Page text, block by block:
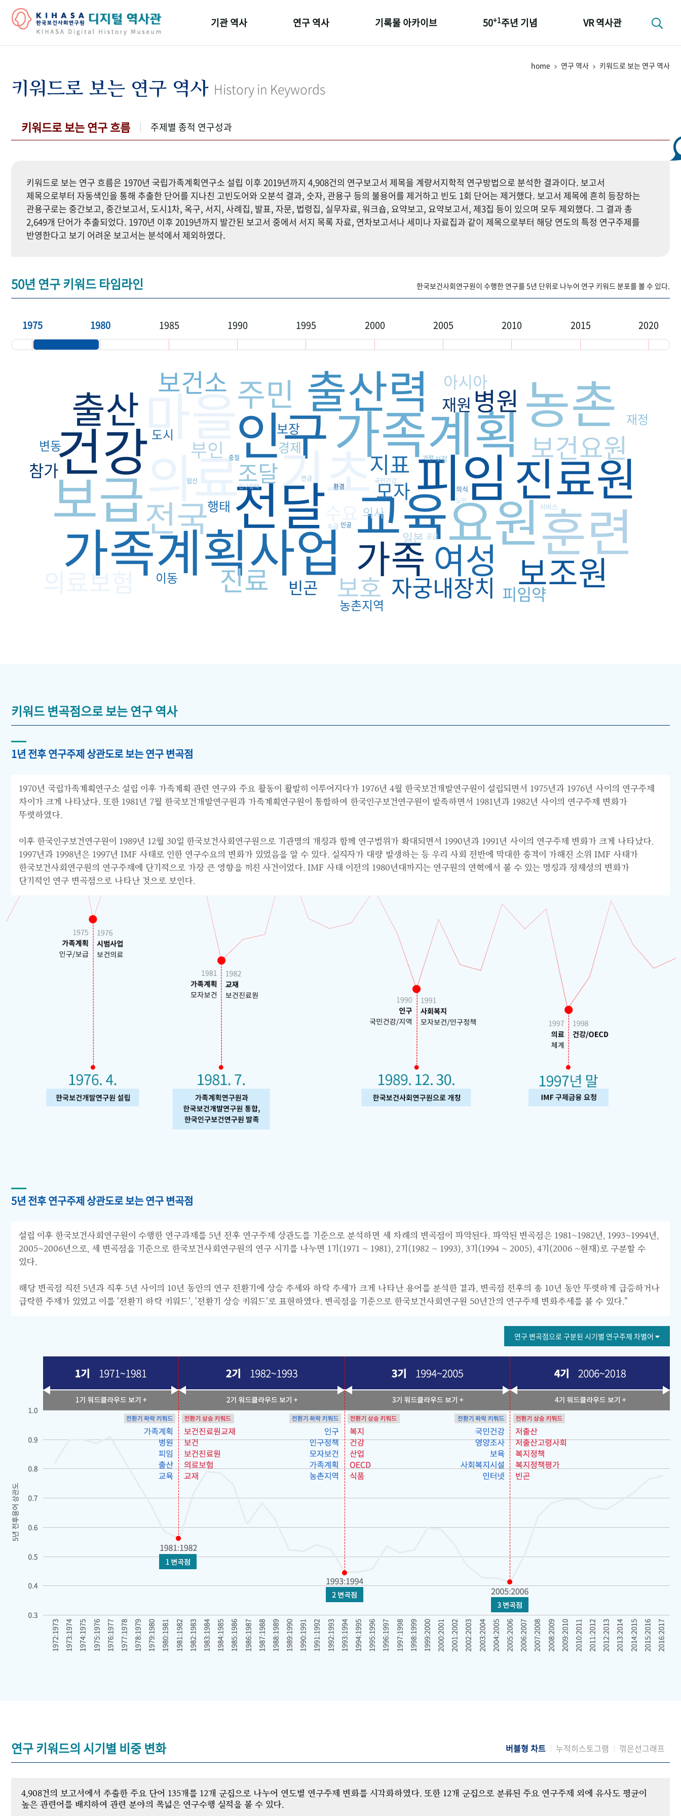
기관 역사
연구원 사람들
연구 역사
키워드로 보는 연구 역사
기록물 아카이브 50+1주년 기념 VR 역사관
home 연구 역사 키워드로 보는 연구 역사
키워드로 보는 연구 역사 History in Keywords
키워드로 보는 연구 흐름 주제별 종적 연구성과
키워드로 보는 연구 흐름은 1970년 국립가족계획연구소 설립 이후 2019년까지 4,908건의 연구보고서 제목을 계량서지학적 연구방법으로 분석한 결과이다. 보고서
제목으로부터 자동색인을 통해 추출한 단어를 지나친 고빈도어와 오분석 결과, 숫자, 관용구 등의 불용어를 제거하고 빈도 1회 단어는 제거했다. 보고서 제목에 흔히 등장하는
관용구로는 중간보고, 중간보고서, 도시1차, 옥구, 서지, 사례집, 발표, 자문, 법령집, 실무자료, 워크숍, 요약보고, 요약보고서, 제3집 등이 있으며 모두 제외했다. 그 결과 총
2,649개 단어가 추출되었다. 1970년 이후 2019년까지 발간된 보고서 중에서 서지 목록 자료, 연차보고서나 세미나 자료집과 같이 제목으로부터 해당 연도의 특정 연구주제를
반영한다고 보기 어려운 보고서는 분석에서 제외하였다.
50년 연구 키워드 타임라인 한국보건사회연구원이 수행한 연구를 5년 단위로 나누어 연구 키워드 분포를 볼 수 있다.
1975 1980 1985 1990 1995 2000 2005 2010 2015 2020
인구
의료 기초
전달
가족계획
가족계획사업
피임
보급
건강
교육요원훈련
마을 농촌
출산력
진료원
가족
출산
전국
여성 보조원
주민
진료
보건요원
보건소 병원
의료보험 보호 자궁내장치
지표
조달
모자
부인
아시아
참가
빈곤 피임약
재원
보장
경제
행태
변동
이동
재정
도시
농촌지역
의사
일본
서비스
공급
보험
의식
가정
연금
노인
국민건강
수급
환경
임신
인공
중절
인구정책
키워드 변곡점으로 보는 연구 역사
1년 전후 연구주제 상관도로 보는 연구 변곡점
1970년 국립가족계획연구소 설립 이후 가족계획 관련 연구와 주요 활동이 활발히 이루어지다가 1976년 4월 한국보건개발연구원이 설립되면서 1975년과 1976년 사이의 연구주제
차이가 크게 나타났다. 또한 1981년 7월 한국보건개발연구원과 가족계획연구원이 통합하여 한국인구보건연구원이 발족하면서 1981년과 1982년 사이의 연구주제 변화가
뚜렷하였다.
이후 한국인구보건연구원이 1989년 12월 30일 한국보건사회연구원으로 기관명의 개칭과 함께 연구범위가 확대되면서 1990년과 1991년 사이의 연구주제 변화가 크게 나타났다.
1997년과 1998년은 1997년 IMF 사태로 인한 연구수요의 변화가 있었음을 알 수 있다. 실직자가 대량 발생하는 등 우리 사회 전반에 막대한 충격이 가해진 소위 IMF 사태가
한국보건사회연구원의 연구주제에 단기적으로 가장 큰 영향을 끼친 사건이었다. IMF 사태 이전의 1980년대까지는 연구원의 연혁에서 볼 수 있는 명칭과 정체성의 변화가
단기적인 연구 변곡점으로 나타난 것으로 보인다.
5년 전후 연구주제 상관도로 보는 연구 변곡점
설립 이후 한국보건사회연구원이 수행한 연구과제를 5년 전후 연구주제 상관도를 기준으로 분석하면 세 차례의 변곡점이 파악된다. 파악된 변곡점은 1981~1982년, 1993~1994년,
2005~2006년으로, 세 변곡점을 기준으로 한국보건사회연구원의 연구 시기를 나누면 1기(1971 ~ 1981), 2기(1982 ~ 1993), 3기(1994 ~ 2005), 4기(2006 ~현재)로 구분할 수
있다.
해당 변곡점 직전 5년과 직후 5년 사이의 10년 동안의 연구 전환기에 상승 추세와 하락 추세가 크게 나타난 용어를 분석한 결과, 변곡점 전후의 총 10년 동안 뚜렷하게 급증하거나
급락한 주제가 있었고 이를 '전환기 하락 키워드', '전환기 상승 키워드'로 표현하였다. 변곡점을 기준으로 한국보건사회연구원 50년간의 연구주제 변화추세를 볼 수 있다."
연구 변곡점으로 구분된 시기별 연구주제 차별어
연구 키워드의 시기별 비중 변화 버블형 차트 누적히스토그램 꺾은선그래프
4,908건의 보고서에서 추출한 주요 단어 135개를 12개 군집으로 나누어 연도별 연구주제 변화를 시각화하였다. 또한 12개 군집으로 분류된 주요 연구주제 외에 유사도 평균이
높은 관련어를 배치하여 관련 분야의 폭넓은 연구수행 실적을 볼 수 있다.